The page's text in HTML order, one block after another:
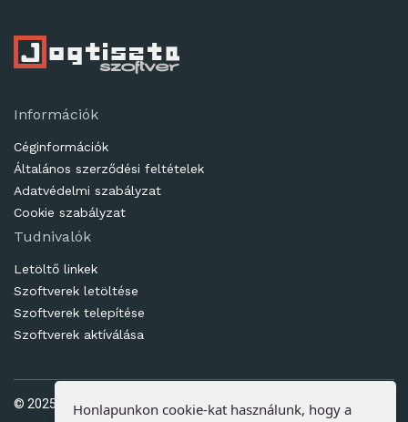
Információk
Céginformációk
Általános szerződési feltételek
Adatvédelmi szabályzat
Cookie szabályzat
Tudnivalók
Letöltő linkek
Szoftverek letöltése
Szoftverek telepítése
Szoftverek aktíválása
© 2025. Ötletes Megoldások Kft | www.jogtisztaszoftver.hu
Honlapunkon cookie-kat használunk, hogy a